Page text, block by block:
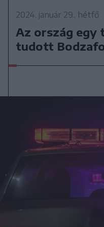
2024. január 29., hétfő
Az ország egy
tudott